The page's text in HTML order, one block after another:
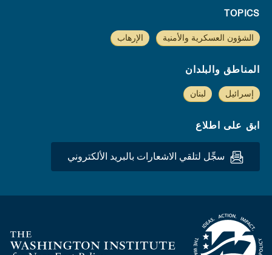
TOPICS
الشؤون العسكرية والأمنية الإرهاب
المناطق والبلدان
إسرائيل لبنان
ابق على اطلاع
سجِّل لتلقي الاشعارات بالبريد الألكتروني